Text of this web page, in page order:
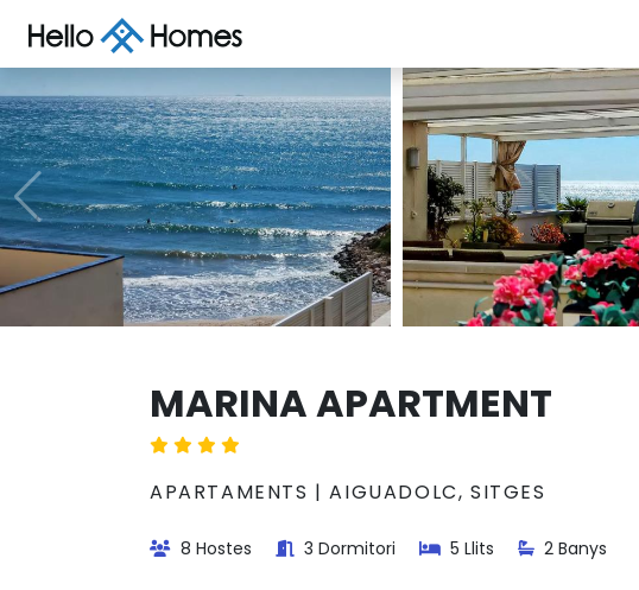
MARINA APARTMENT
APARTAMENTS | AIGUADOLC, SITGES
8 Hostes 3 Dormitori 5 Llits 2 Banys